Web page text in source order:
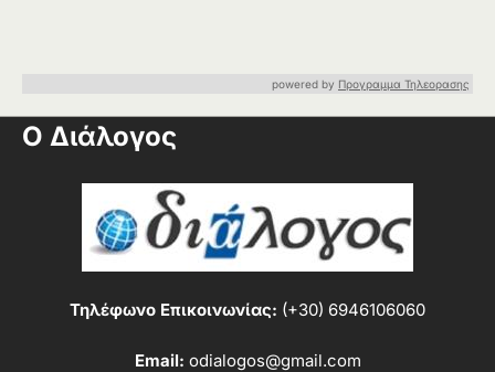
powered by Προγραμμα Τηλεορασης
Ο Διάλογος
Τηλέφωνο Επικοινωνίας: (+30) 6946106060
Email: odialogos@gmail.com